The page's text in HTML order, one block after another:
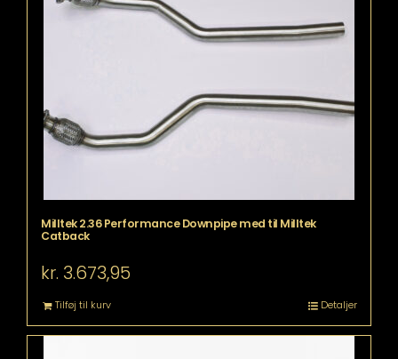
Milltek 2.36 Performance Downpipe med til Milltek
Catback
kr. 3.673,95
Tilføj til kurv Detaljer